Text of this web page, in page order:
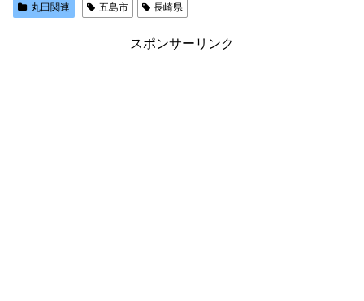
丸田関連 五島市 長崎県
スポンサーリンク